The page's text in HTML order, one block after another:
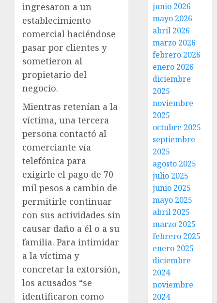
ingresaron a un
establecimiento
comercial haciéndose
pasar por clientes y
sometieron al
propietario del
negocio.
Mientras retenían a la
víctima, una tercera
persona contactó al
comerciante vía
telefónica para
exigirle el pago de 70
mil pesos a cambio de
permitirle continuar
con sus actividades sin
causar daño a él o a su
familia. Para intimidar
a la víctima y
concretar la extorsión,
los acusados “se
identificaron como
junio 2026
mayo 2026
abril 2026
marzo 2026
febrero 2026
enero 2026
diciembre
2025
noviembre
2025
octubre 2025
septiembre
2025
agosto 2025
julio 2025
junio 2025
mayo 2025
abril 2025
marzo 2025
febrero 2025
enero 2025
diciembre
2024
noviembre
2024